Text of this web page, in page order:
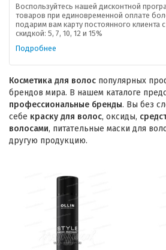
Воспользуйтесь нашей дисконтной
товаров при единовременной оплате
подарим вам карту постоянного клиента
скидкой: 5, 7, 10, 12 и 15%
Подробнее
Косметика для волос популярных
брендов мира. В нашем каталоге
профессиональные бренды. Вы без
себе краску для волос, оксиды,
волосами, питательные маски для
другую продукцию.